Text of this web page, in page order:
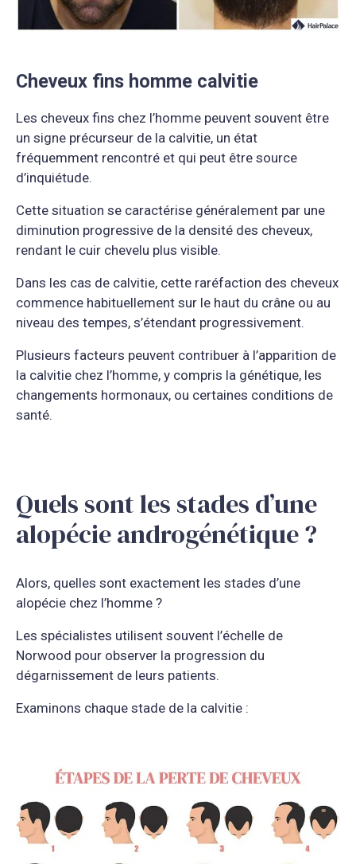
Cheveux fins homme calvitie
Les cheveux fins chez l’homme peuvent souvent être
un signe précurseur de la calvitie, un état
fréquemment rencontré et qui peut être source
d’inquiétude.
Cette situation se caractérise généralement par une
diminution progressive de la densité des cheveux,
rendant le cuir chevelu plus visible.
Dans les cas de calvitie, cette raréfaction des cheveux
commence habituellement sur le haut du crâne ou au
niveau des tempes, s’étendant progressivement.
Plusieurs facteurs peuvent contribuer à l’apparition de
la calvitie chez l’homme, y compris la génétique, les
changements hormonaux, ou certaines conditions de
santé.
Quels sont les stades d’une
alopécie androgénétique ?
Alors, quelles sont exactement les stades d’une
alopécie chez l’homme ?
Les spécialistes utilisent souvent l’échelle de
Norwood pour observer la progression du
dégarnissement de leurs patients.
Examinons chaque stade de la calvitie :